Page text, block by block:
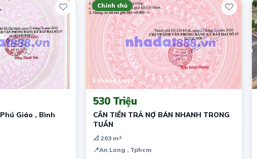
Giáo , Bình
Chính chủ
1 tháng trước
530 Triệu
CẦN TIỀN TRẢ NỢ BÁN NHANH TRONG
TUẦN
📐 203 m²
📍An Long , Tphcm